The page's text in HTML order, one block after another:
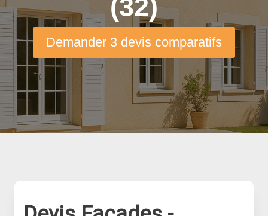
(32)
Demander 3 devis comparatifs